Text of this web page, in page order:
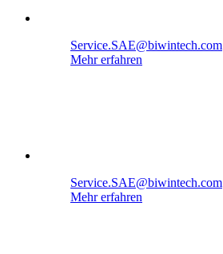
Service.SAE@biwintech.com
Mehr erfahren
Service.SAE@biwintech.com
Mehr erfahren